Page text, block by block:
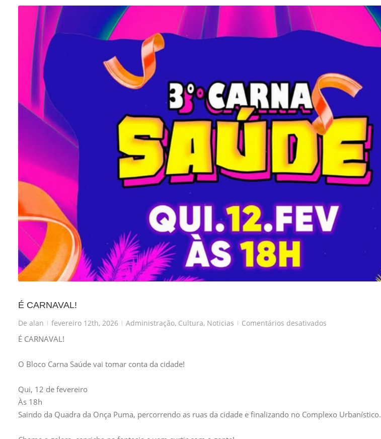
É CARNAVAL!
De alan | fevereiro 12th, 2026 | Administração, Cultura, Noticias | Comentários desativados
É CARNAVAL!
O Bloco Carna Saúde vai tomar conta da cidade!
Qui, 12 de fevereiro
Às 18h
Saindo da Quadra da Onça Puma, percorrendo as ruas da cidade e finalizando no Complexo Urbanístico.